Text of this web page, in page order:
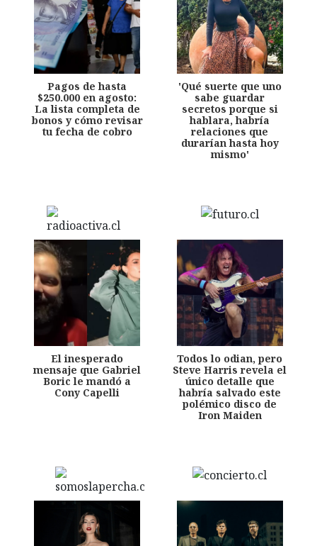
Pagos de hasta
$250.000 en agosto:
La lista completa de
bonos y cómo revisar
tu fecha de cobro
'Qué suerte que uno
sabe guardar
secretos porque si
hablara, habría
relaciones que
durarían hasta hoy
mismo'
El inesperado
mensaje que Gabriel
Boric le mandó a
Cony Capelli
Todos lo odian, pero
Steve Harris revela el
único detalle que
habría salvado este
polémico disco de
Iron Maiden